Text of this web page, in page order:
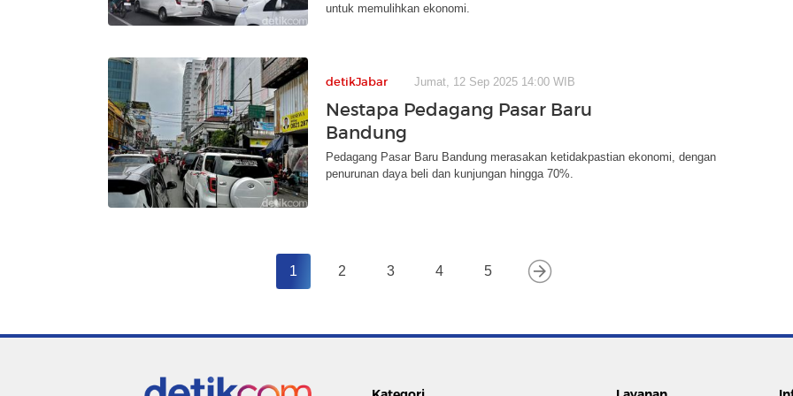
untuk memulihkan ekonomi.
detikJabar Jumat, 12 Sep 2025 14:00 WIB
Nestapa Pedagang Pasar Baru
Bandung
Pedagang Pasar Baru Bandung merasakan ketidakpastian ekonomi, dengan
penurunan daya beli dan kunjungan hingga 70%.
1 2 3 4 5